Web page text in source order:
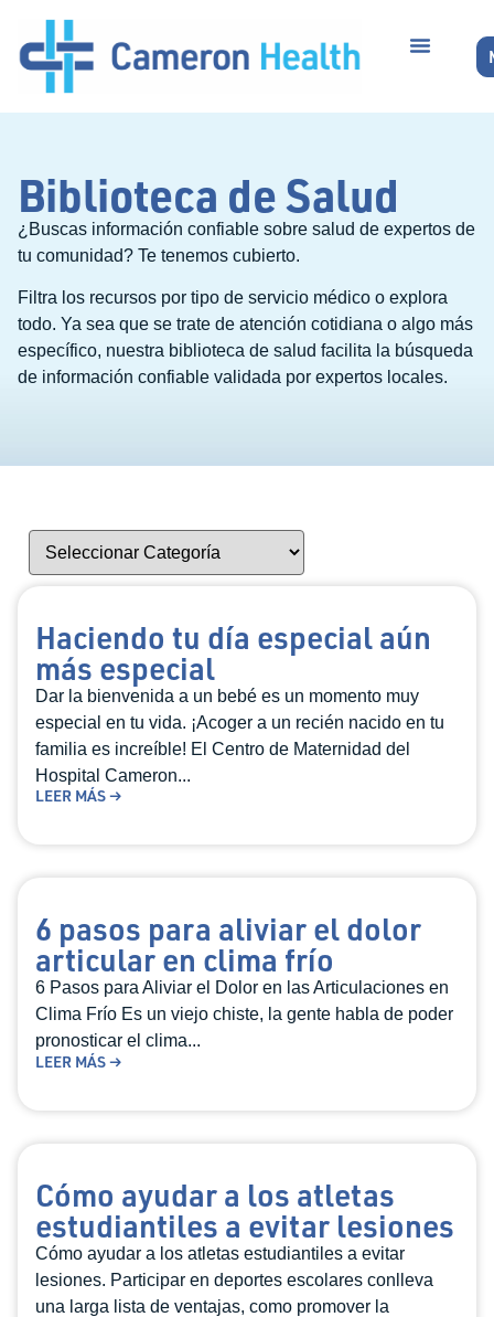
Biblioteca de Salud
¿Buscas información confiable sobre salud de expertos de
tu comunidad? Te tenemos cubierto.
Filtra los recursos por tipo de servicio médico o explora
todo. Ya sea que se trate de atención cotidiana o algo más
específico, nuestra biblioteca de salud facilita la búsqueda
de información confiable validada por expertos locales.
Haciendo tu día especial aún
más especial
Dar la bienvenida a un bebé es un momento muy
especial en tu vida. ¡Acoger a un recién nacido en tu
familia es increíble! El Centro de Maternidad del
Hospital Cameron...
LEER MÁS →
6 pasos para aliviar el dolor
articular en clima frío
6 Pasos para Aliviar el Dolor en las Articulaciones en
Clima Frío Es un viejo chiste, la gente habla de poder
pronosticar el clima...
LEER MÁS →
Cómo ayudar a los atletas
estudiantiles a evitar lesiones
Cómo ayudar a los atletas estudiantiles a evitar
lesiones. Participar en deportes escolares conlleva
una larga lista de ventajas, como promover la